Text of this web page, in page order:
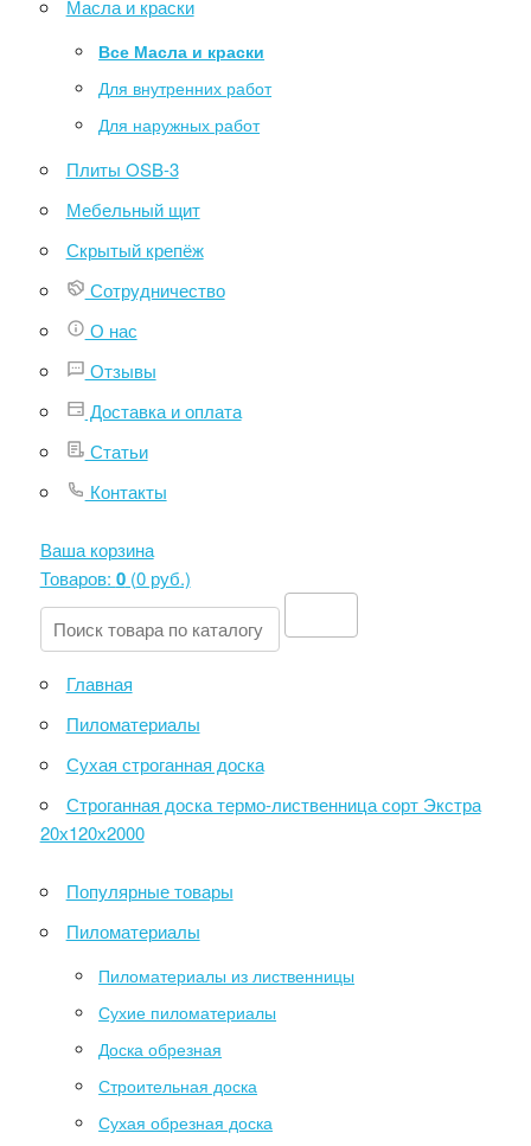
Масла и краски
Все Масла и краски
Для внутренних работ
Для наружных работ
Плиты OSB-3
Мебельный щит
Скрытый крепёж
Сотрудничество
О нас
Отзывы
Доставка и оплата
Статьи
Контакты
Ваша корзина
Товаров: 0(0 руб.)
Главная
Пиломатериалы
Сухая строганная доска
Строганная доска термо-лиственница сорт Экстра
20х120х2000
Популярные товары
Пиломатериалы
Пиломатериалы из лиственницы
Сухие пиломатериалы
Доска обрезная
Строительная доска
Сухая обрезная доска